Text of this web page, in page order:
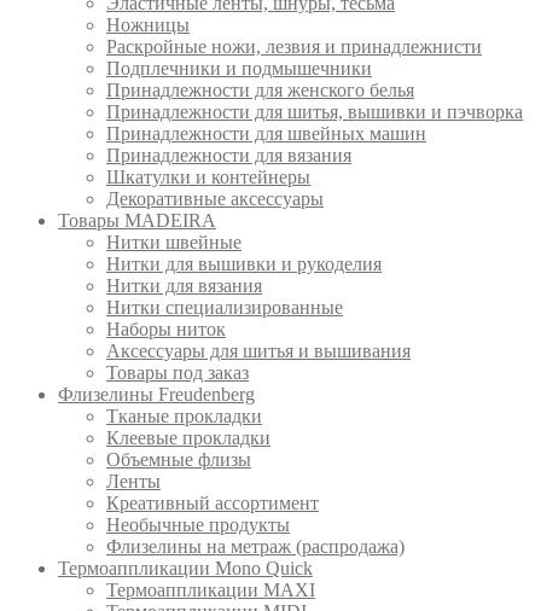
Ножницы
Раскройные ножи, лезвия и принадлежнисти
Подплечники и подмышечники
Принадлежности для женского белья
Принадлежности для шитья, вышивки и пэчворка
Принадлежности для швейных машин
Принадлежности для вязания
Шкатулки и контейнеры
Декоративные аксессуары
Товары MADEIRA
Нитки швейные
Нитки для вышивки и рукоделия
Нитки для вязания
Нитки специализированные
Наборы ниток
Аксессуары для шитья и вышивания
Товары под заказ
Флизелины Freudenberg
Тканые прокладки
Клеевые прокладки
Объемные флизы
Ленты
Креативный ассортимент
Необычные продукты
Флизелины на метраж (распродажа)
Термоаппликации Mono Quick
Термоаппликации MAXI